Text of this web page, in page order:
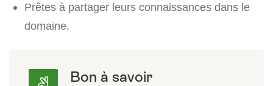
Prêtes à partager leurs connaissances dans le
domaine.
Bon à savoir